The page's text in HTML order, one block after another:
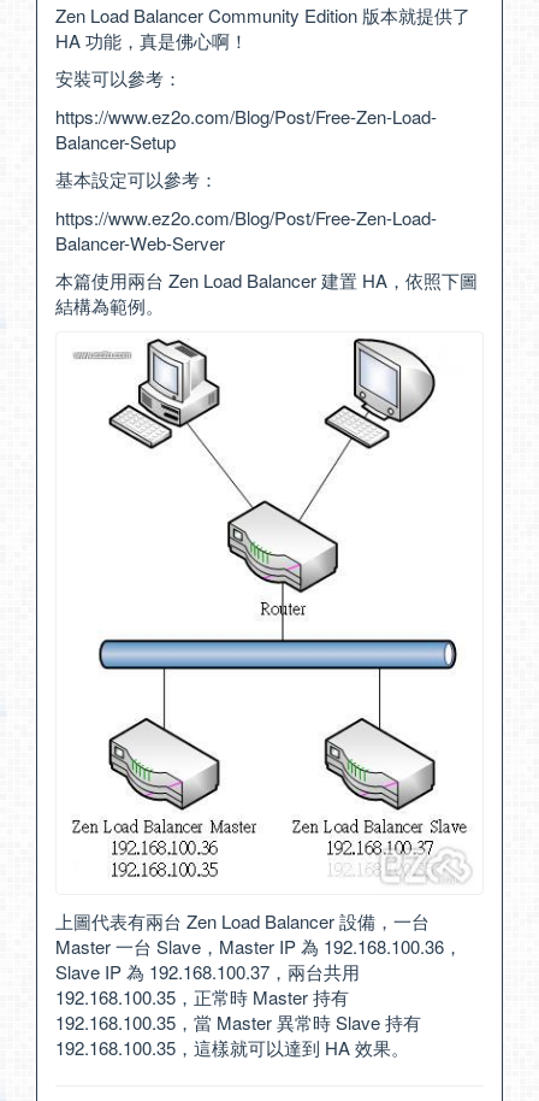
Zen Load Balancer Community Edition 版本就提供了
HA 功能，真是佛心啊！
安裝可以參考：
https://www.ez2o.com/Blog/Post/Free-Zen-Load-
Balancer-Setup
基本設定可以參考：
https://www.ez2o.com/Blog/Post/Free-Zen-Load-
Balancer-Web-Server
本篇使用兩台 Zen Load Balancer 建置 HA，依照下圖
結構為範例。
上圖代表有兩台 Zen Load Balancer 設備，一台
Master 一台 Slave，Master IP 為 192.168.100.36，
Slave IP 為 192.168.100.37，兩台共用
192.168.100.35，正常時 Master 持有
192.168.100.35，當 Master 異常時 Slave 持有
192.168.100.35，這樣就可以達到 HA 效果。